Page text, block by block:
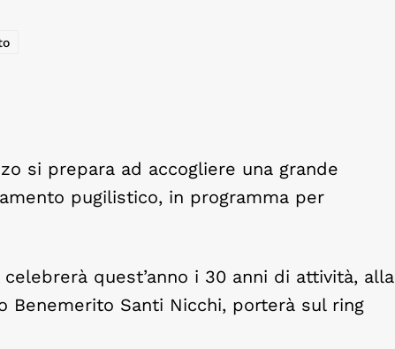
si prepara ad accogliere una grande
pugilistico, in programma per
quest’anno i 30 anni di attività, alla
Benemerito Santi Nicchi, porterà sul ring